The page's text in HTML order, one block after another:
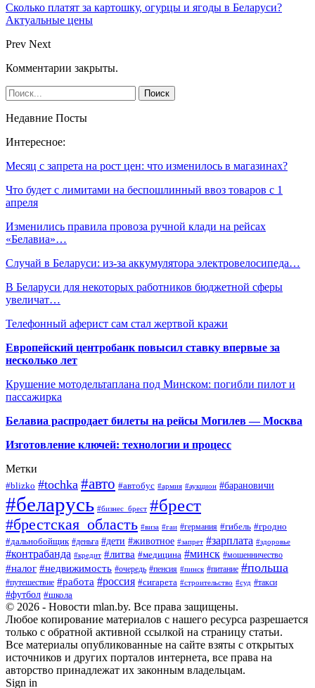
Сколько платят за картошку, огурцы и ягоды в Беларуси?
Актуальные цены
Prev Next
Комментарии закрыты.
Недавние Посты
Интересное:
Месяц с запрета на рост цен: что изменилось в магазинах?
Что будет с лимитами на беспошлинный ввоз товаров с 1
апреля
Изменились правила провоза ручной клади на рейсах
«Белавиа»…
Случай в Беларуси: из-за аккумулятора электровелосипеда…
В Беларуси для некоторых работников бюджетной сферы
увеличат…
Телефонный аферист сам стал жертвой кражи
Европейский центробанк повысил ставку впервые за
несколько лет
Крушение мотодельтаплана под Минском: погибли пилот и
пассажирка
Белавиа распродает билеты на рейсы Могилев — Москва
Изготовление ключей: технологии и процесс
Метки
#blizko #tochka #авто #автобус #армия #аукцион #барановичи
#беларусь #бизнес_брест #брест
#брестская_область #виза #гаи #германия #гибель #гродно
#дальнобойщик #деньга #дети #животное #запрет #зарплата #здоровье
#контрабанда #кредит #литва #медицина #минск #мошенничество
#налог #недвижимость #очередь #пенсия #пинск #питание #польша
#путешествие #работа #россия #сигарета #строительство #суд #такси
#футбол #школа
© 2026 - Новости mlan.by. Все права защищены.
Любое копирование материалов с нашего ресурса разрешается
только с обратной активной ссылкой на страницу статьи.
Все материалы опубликованные на сайте взяты с открытых
источников и других порталов интернета, все права на
авторство принадлежат их законным владельцам.
Sign in